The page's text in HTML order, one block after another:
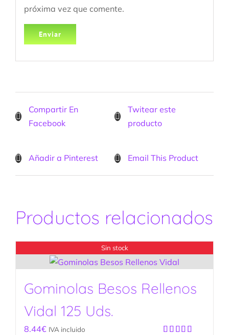
próxima vez que comente.
Compartir En
Facebook
Twitear este
producto
Añadir a Pinterest Email This Product
Productos relacionados
Sin stock
Gominolas Besos Rellenos
Vidal 125 Uds.
8.44€ IVA incluido